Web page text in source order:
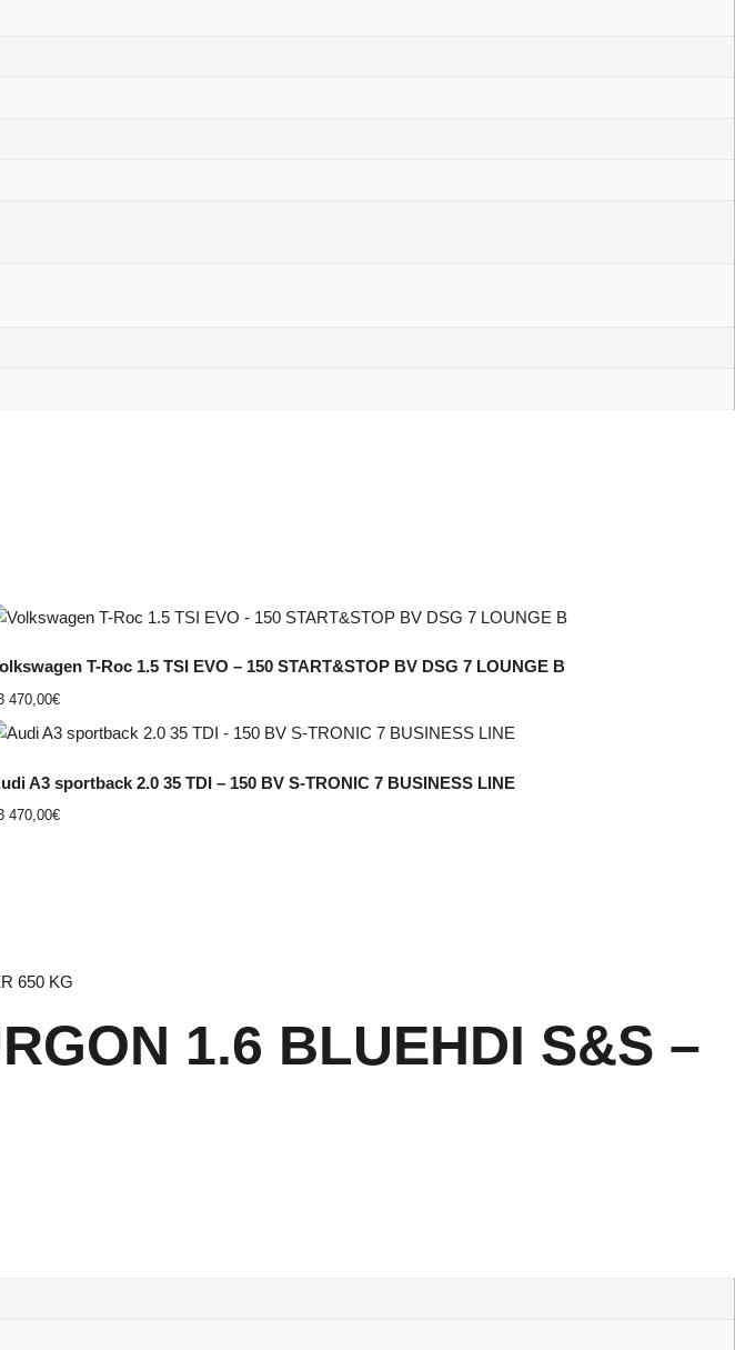
T-Roc 1.5 TSI EVO – 150 START&STOP BV DSG 7 LOUNGE B
470,00€
A3 sportback 2.0 35 TDI – 150 BV S-TRONIC 7 BUSINESS LINE
470,00€
650 KG
1.6 BLUEHDI S&S –